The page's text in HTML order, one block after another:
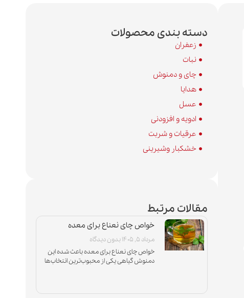
دسته بندی محصولات
زعفران
نبات
چای و دمنوش
هدایا
عسل
ادویه و افزودنی
عرقیات و شربت
خشکبار وشیرینی
مقالات مرتبط
خواص چای نعناع برای معده
مرداد ۵, ۱۴۰۵
بدون دیدگاه
خواص چای نعناع برای معده باعث شده این
دمنوش گیاهی یکی از محبوب‌ترین انتخاب‌ها